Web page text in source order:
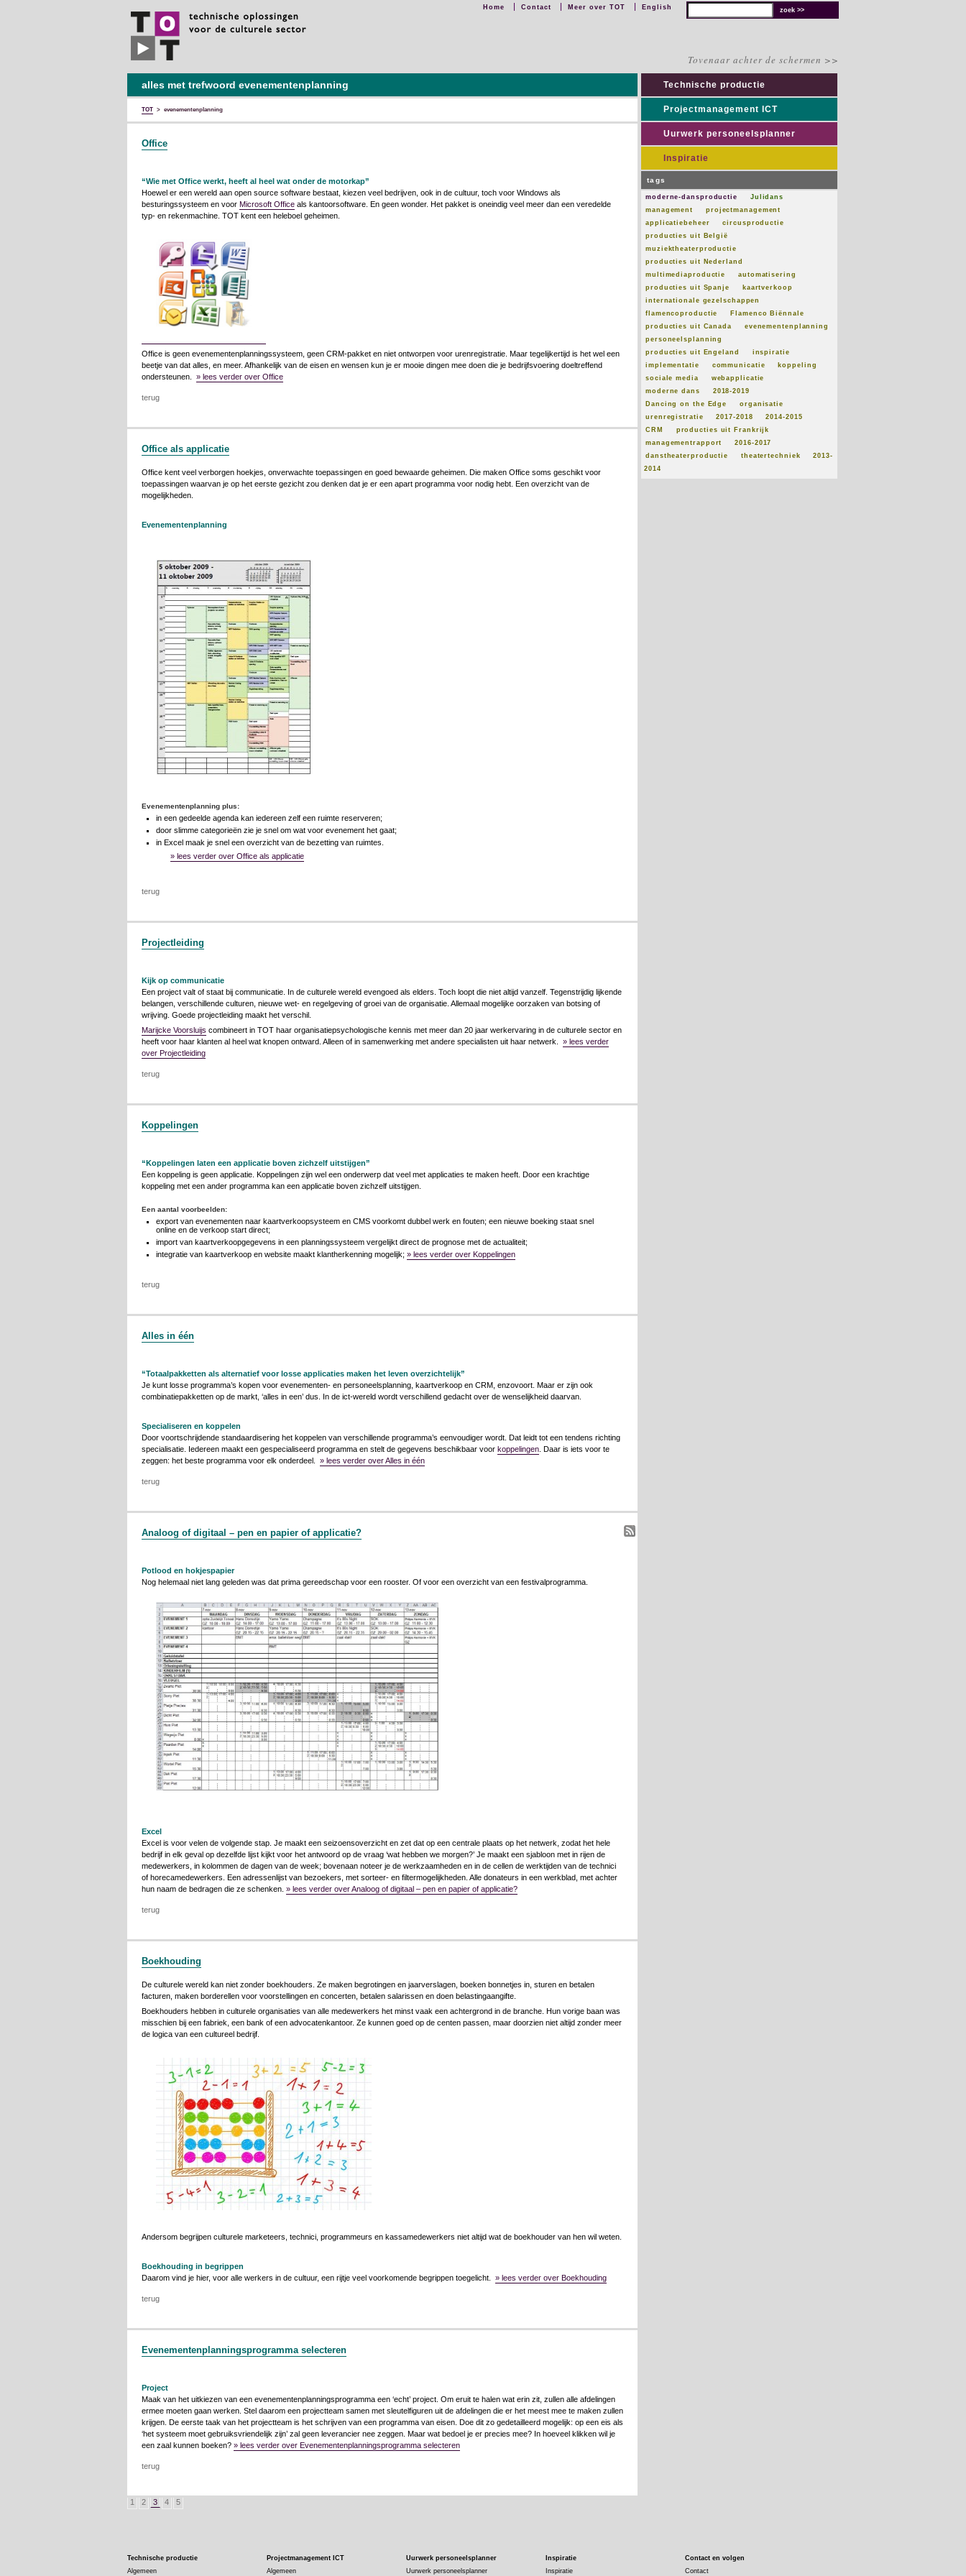
voor
culturele
sector
Home Contact Meer over TOT English
Tovenaar achter de schermen >>
alles met trefwoord evenementenplanning
TOT > evenementenplanning
Office
“Wie met Office werkt, heeft al heel wat onder de motorkap”
Hoewel er een wereld aan open source software bestaat, kiezen veel bedrijven, ook in de cultuur, toch voor Windows als
besturingssysteem en voor Microsoft Office als kantoorsoftware. En geen wonder. Het pakket is oneindig veel meer dan een veredelde
typ- en rekenmachine. TOT kent een heleboel geheimen.
Office is geen evenementenplanningssysteem, geen CRM-pakket en niet ontworpen voor urenregistratie. Maar tegelijkertijd is het wel een
beetje van dat alles, en meer. Afhankelijk van de eisen en wensen kun je er mooie dingen mee doen die je bedrijfsvoering doeltreffend
ondersteunen. » lees verder over Office
terug
Office als applicatie
Office kent veel verborgen hoekjes, onverwachte toepassingen en goed bewaarde geheimen. Die maken Office soms geschikt voor
toepassingen waarvan je op het eerste gezicht zou denken dat je er een apart programma voor nodig hebt. Een overzicht van de
mogelijkheden.
Evenementenplanning
Evenementenplanning plus:
in een gedeelde agenda kan iedereen zelf een ruimte reserveren;
door slimme categorieën zie je snel om wat voor evenement het gaat;
in Excel maak je snel een overzicht van de bezetting van ruimtes.
» lees verder over Office als applicatie
terug
Projectleiding
Kijk op communicatie
Een project valt of staat bij communicatie. In de culturele wereld evengoed als elders. Toch loopt die niet altijd vanzelf. Tegenstrijdig lijkende
belangen, verschillende culturen, nieuwe wet- en regelgeving of groei van de organisatie. Allemaal mogelijke oorzaken van botsing of
wrijving. Goede projectleiding maakt het verschil.
Marijcke Voorsluijs combineert in TOT haar organisatiepsychologische kennis met meer dan 20 jaar werkervaring in de culturele sector en
heeft voor haar klanten al heel wat knopen ontward. Alleen of in samenwerking met andere specialisten uit haar netwerk. » lees verder
over Projectleiding
terug
Koppelingen
“Koppelingen laten een applicatie boven zichzelf uitstijgen”
Een koppeling is geen applicatie. Koppelingen zijn wel een onderwerp dat veel met applicaties te maken heeft. Door een krachtige
koppeling met een ander programma kan een applicatie boven zichzelf uitstijgen.
Een aantal voorbeelden:
export van evenementen naar kaartverkoopsysteem en CMS voorkomt dubbel werk en fouten; een nieuwe boeking staat snel
online en de verkoop start direct;
import van kaartverkoopgegevens in een planningssysteem vergelijkt direct de prognose met de actualiteit;
integratie van kaartverkoop en website maakt klantherkenning mogelijk; » lees verder over Koppelingen
terug
Alles in één
“Totaalpakketten als alternatief voor losse applicaties maken het leven overzichtelijk”
Je kunt losse programma’s kopen voor evenementen- en personeelsplanning, kaartverkoop en CRM, enzovoort. Maar er zijn ook
combinatiepakketten op de markt, ‘alles in een’ dus. In de ict-wereld wordt verschillend gedacht over de wenselijkheid daarvan.
Specialiseren en koppelen
Door voortschrijdende standaardisering het koppelen van verschillende programma’s eenvoudiger wordt. Dat leidt tot een tendens richting
specialisatie. Iedereen maakt een gespecialiseerd programma en stelt de gegevens beschikbaar voor koppelingen . Daar is iets voor te
zeggen: het beste programma voor elk onderdeel. » lees verder over Alles in één
terug
Analoog of digitaal – pen en papier of applicatie?
Potlood en hokjespapier
Nog helemaal niet lang geleden was dat prima gereedschap voor een rooster. Of voor een overzicht van een festivalprogramma.
Excel
Excel is voor velen de volgende stap. Je maakt een seizoensoverzicht en zet dat op een centrale plaats op het netwerk, zodat het hele
bedrijf in elk geval op dezelfde lijst kijkt voor het antwoord op de vraag ‘wat hebben we morgen?’ Je maakt een sjabloon met in rijen de
medewerkers, in kolommen de dagen van de week; bovenaan noteer je de werkzaamheden en in de cellen de werktijden van de technici
of horecamedewerkers. Een adressenlijst van bezoekers, met sorteer- en filtermogelijkheden. Alle donateurs in een werkblad, met achter
hun naam de bedragen die ze schenken. » lees verder over Analoog of digitaal – pen en papier of applicatie?
terug
Boekhouding
De culturele wereld kan niet zonder boekhouders. Ze maken begrotingen en jaarverslagen, boeken bonnetjes in, sturen en betalen
facturen, maken borderellen voor voorstellingen en concerten, betalen salarissen en doen belastingaangifte.
Boekhouders hebben in culturele organisaties van alle medewerkers het minst vaak een achtergrond in de branche. Hun vorige baan was
misschien bij een fabriek, een bank of een advocatenkantoor. Ze kunnen goed op de centen passen, maar doorzien niet altijd zonder meer
de logica van een cultureel bedrijf.
Andersom begrijpen culturele marketeers, technici, programmeurs en kassamedewerkers niet altijd wat de boekhouder van hen wil weten.
Boekhouding in begrippen
Daarom vind je hier, voor alle werkers in de cultuur, een rijtje veel voorkomende begrippen toegelicht. » lees verder over Boekhouding
terug
Evenementenplanningsprogramma selecteren
Project
Maak van het uitkiezen van een evenementenplanningsprogramma een ‘echt’ project. Om eruit te halen wat erin zit, zullen alle afdelingen
ermee moeten gaan werken. Stel daarom een projectteam samen met sleutelfiguren uit de afdelingen die er het meest mee te maken zullen
krijgen. De eerste taak van het projectteam is het schrijven van een programma van eisen. Doe dit zo gedetailleerd mogelijk: op een eis als
‘het systeem moet gebruiksvriendelijk zijn’ zal geen leverancier nee zeggen. Maar wat bedoel je er precies mee? In hoeveel klikken wil je
een zaal kunnen boeken? » lees verder over Evenementenplanningsprogramma selecteren
terug
1 2 3 4 5
Technische productie
Projectmanagement ICT
Uurwerk personeelsplanner
Inspiratie
tags
moderne-dansproductie
Julidans
management
projectmanagement
applicatiebeheer
circusproductie
producties uit België
muziektheaterproductie
producties uit Nederland
multimediaproductie
automatisering
producties uit Spanje
kaartverkoop
internationale gezelschappen
flamencoproductie
Flamenco Biënnale
producties uit Canada
evenementenplanning
personeelsplanning
producties uit Engeland
inspiratie
implementatie
communicatie
koppeling
sociale media
webapplicatie
moderne dans
2018-2019
Dancing on the Edge
organisatie
urenregistratie
2017-2018
2014-2015
CRM
producties uit Frankrijk
managementrapport
2016-2017
danstheaterproductie
theatertechniek
2013-
2014
Technische productie
Algemeen
Projectmanagement ICT
Algemeen
Uurwerk personeelsplanner
Uurwerk personeelsplanner
Inspiratie
Inspiratie
Contact en volgen
Contact